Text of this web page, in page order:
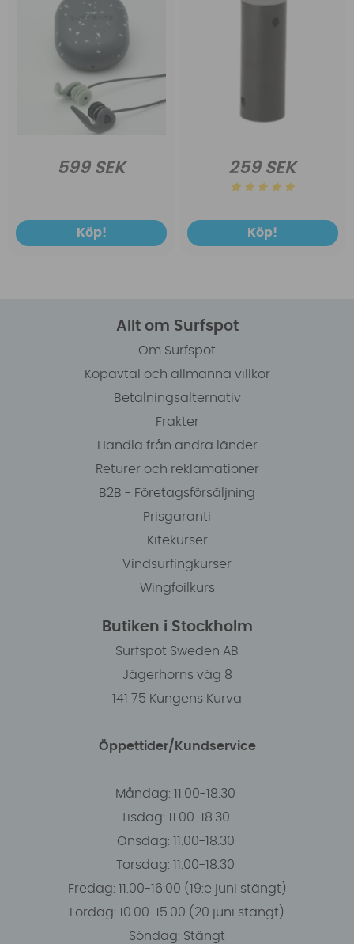
599 SEK
Köp!
259 SEK
Köp!
Allt om Surfspot
Om Surfspot
Köpavtal och allmänna villkor
Betalningsalternativ
Frakter
Handla från andra länder
Returer och reklamationer
B2B - Företagsförsäljning
Prisgaranti
Kitekurser
Vindsurfingkurser
Wingfoilkurs
Butiken i Stockholm
Surfspot Sweden AB
Jägerhorns väg 8
141 75 Kungens Kurva
Öppettider/Kundservice
Måndag: 11.00-18.30
Tisdag: 11.00-18.30
Onsdag: 11.00-18.30
Torsdag: 11.00-18.30
Fredag: 11.00-16:00 (19:e juni stängt)
Lördag: 10.00-15.00 (20 juni stängt)
Söndag: Stängt